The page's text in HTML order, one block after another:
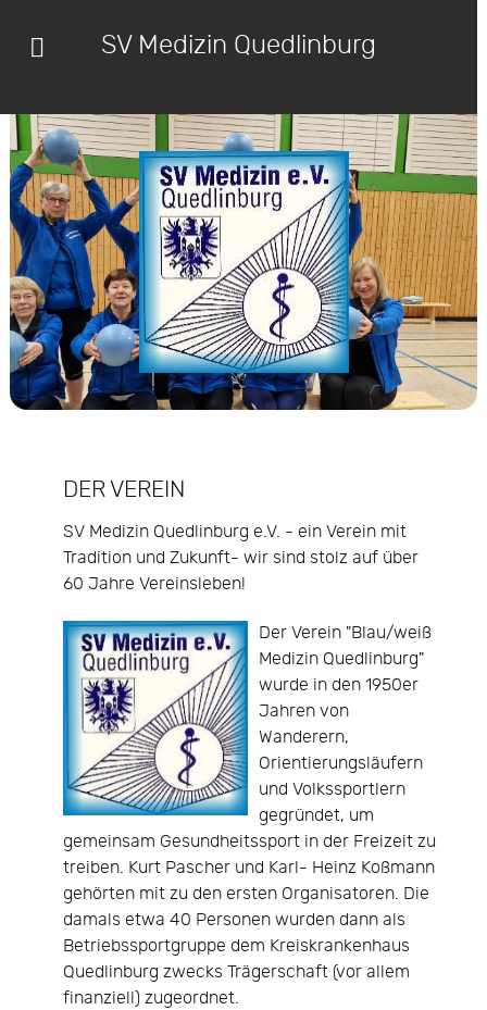
SV Medizin Quedlinburg
DER VEREIN
SV Medizin Quedlinburg e.V. - ein Verein mit
Tradition und Zukunft- wir sind stolz auf über
60 Jahre Vereinsleben!
Der Verein "Blau/weiß
Medizin Quedlinburg"
wurde in den 1950er
Jahren von
Wanderern,
Orientierungsläufern
und Volkssportlern
gegründet, um
gemeinsam Gesundheitssport in der Freizeit zu
treiben. Kurt Pascher und Karl- Heinz Koßmann
gehörten mit zu den ersten Organisatoren. Die
damals etwa 40 Personen wurden dann als
Betriebssportgruppe dem Kreiskrankenhaus
Quedlinburg zwecks Trägerschaft (vor allem
finanziell) zugeordnet.